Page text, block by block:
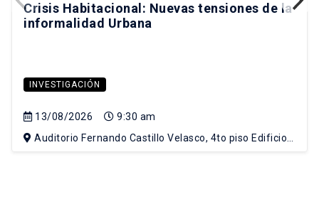
Crisis Habitacional: Nuevas tensiones de la
informalidad Urbana
INVESTIGACIÓN
13/08/2026
9:30 am
Auditorio Fernando Castillo Velasco, 4to piso Edificio